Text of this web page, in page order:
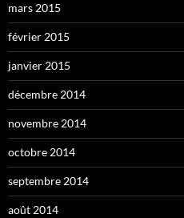
mars 2015
février 2015
janvier 2015
décembre 2014
novembre 2014
octobre 2014
septembre 2014
août 2014